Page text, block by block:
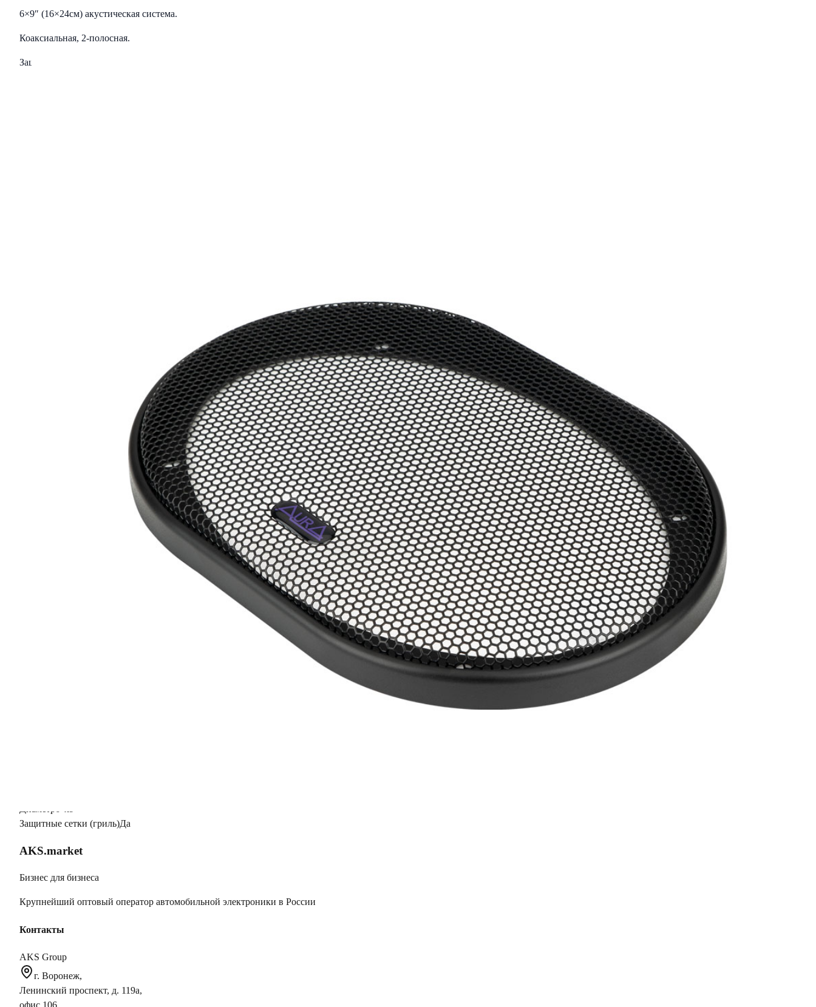
6×9″ (16×24см) акустическая система.
Коаксиальная, 2-полосная.
Защитные сетки: в комплекте.
Бумажный диффузор с покрытием
Высокотемпературная 1″ (25.4mm) звуковая катушка
Никелированные ножевые терминалы
Металлические защитные грили
3/4″ (20мм) купольный шелковый ВЧ
Неодимовый магнит с жидкостным охлаждением
Защитные сетки (гриль)Да
AKS.market
Бизнес для бизнеса
Крупнейший оптовый оператор автомобильной электроники в России
Контакты
AKS Group
г. Воронеж,
Ленинский проспект, д. 119а,
офис 106